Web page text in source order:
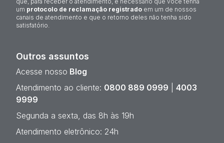
um protocolo de reclamação registrado em um de nossos
canais de atendimento e que o retorno deles não tenha sido
satisfatório.
Outros assuntos
Acesse nosso Blog
Atendimento ao cliente: 0800 889 0999
4003
9999
Segunda a sexta, das 8h às 19h
Atendimento eletrônico: 24h